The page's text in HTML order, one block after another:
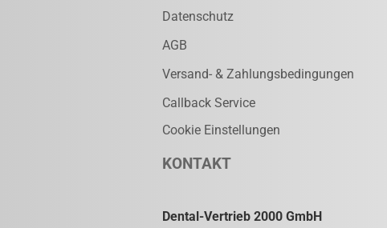
Datenschutz
AGB
Versand- & Zahlungsbedingungen
Callback Service
Cookie Einstellungen
KONTAKT
Dental-Vertrieb 2000 GmbH